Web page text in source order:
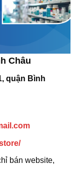
Châu
quận Bình
bán website,